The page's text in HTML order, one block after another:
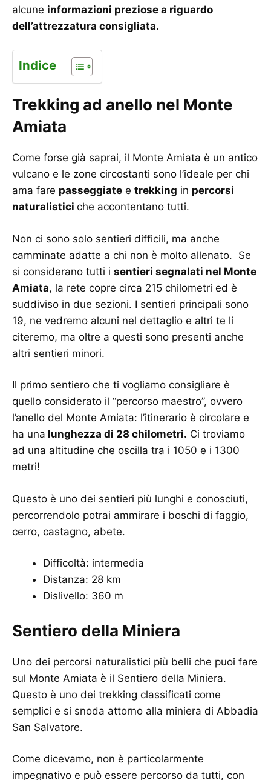
alcune informazioni preziose a riguardo
dell’attrezzatura consigliata.
Indice
Trekking ad anello nel Monte
Amiata
Come forse già saprai, il Monte Amiata è un antico
vulcano e le zone circostanti sono l’ideale per chi
ama fare passeggiate e trekking in percorsi
naturalistici che accontentano tutti.
Non ci sono solo sentieri difficili, ma anche
camminate adatte a chi non è molto allenato. Se
si considerano tutti i sentieri segnalati nel Monte
Amiata, la rete copre circa 215 chilometri ed è
suddiviso in due sezioni. I sentieri principali sono
19, ne vedremo alcuni nel dettaglio e altri te li
citeremo, ma oltre a questi sono presenti anche
altri sentieri minori.
Il primo sentiero che ti vogliamo consigliare è
quello considerato il “percorso maestro”, ovvero
l’anello del Monte Amiata: l’itinerario è circolare e
ha una lunghezza di 28 chilometri. Ci troviamo
ad una altitudine che oscilla tra i 1050 e i 1300
metri!
Questo è uno dei sentieri più lunghi e conosciuti,
percorrendolo potrai ammirare i boschi di faggio,
cerro, castagno, abete.
Difficoltà: intermedia
Distanza: 28 km
Dislivello: 360 m
Sentiero della Miniera
Uno dei percorsi naturalistici più belli che puoi fare
sul Monte Amiata è il Sentiero della Miniera.
Questo è uno dei trekking classificati come
semplici e si snoda attorno alla miniera di Abbadia
San Salvatore.
Come dicevamo, non è particolarmente
impegnativo e può essere percorso da tutti, con